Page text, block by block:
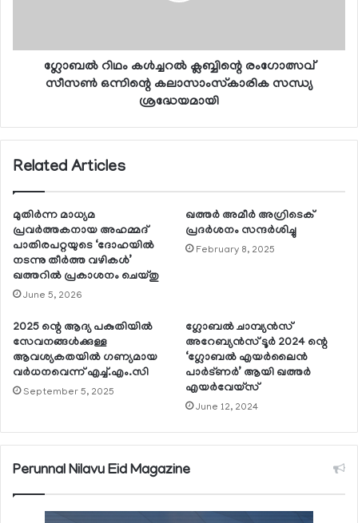
ഗ്ലോബല്‍ റിഥം കള്‍ച്ചറല്‍ ക്ലബ്ബിന്റെ രംഗോത്സവ്
സീസണ്‍ ഒന്നിന്റെ കലാസാംസ്‌കാരിക സന്ധ്യ
ശ്രദ്ധേയമായി
Related Articles
മുതിര്‍ന്ന മാധ്യമ
പ്രവര്‍ത്തകനായ അഹമ്മദ്
പാതിരപറ്റയുടെ ‘ദോഹയില്‍
നടന്നു തീര്‍ത്ത വഴികള്‍’
ഖത്തറില്‍ പ്രകാശനം ചെയ്തു
June 5, 2026
ഖത്തര്‍ അമീര്‍ അഗ്രിടെക്
പ്രദര്‍ശനം സന്ദര്‍ശിച്ചു
February 8, 2025
2025 ന്റെ ആദ്യ പകുതിയില്‍
സേവനങ്ങള്‍ക്കുള്ള
ആവശ്യകതയില്‍ ഗണ്യമായ
വര്‍ധനവെന്ന് എച്ച്.എം.സി
September 5, 2025
ഗ്ലോബല്‍ ചാമ്പ്യന്‍സ്
അറേബ്യന്‍സ് ടൂര്‍ 2024 ന്റെ
‘ഗ്ലോബല്‍ എയര്‍ലൈന്‍
പാര്‍ട്ണര്‍’ ആയി ഖത്തര്‍
എയര്‍വേയ്സ്
June 12, 2024
Perunnal Nilavu Eid Magazine